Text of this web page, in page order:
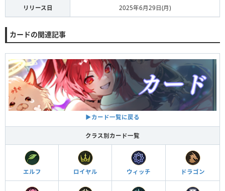
リリース日 2025年6月29日(月)
カードの関連記事
▶︎カード一覧に戻る
クラス別カード一覧
エルフ ロイヤル ウィッチ ドラゴン